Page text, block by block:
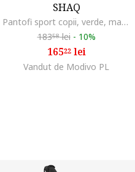
SHAQ
Pantofi sport copii, verde, material textil
18358lei - 10%
16522lei
Vandut de Modivo PL